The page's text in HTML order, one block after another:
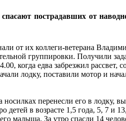
пострадавших от
от их коллеги-ветерана
группировки. Получили
когда едва забрезжил рассвет,
лодку, поставили мотор и
перенесли его в лодку,
в возрасте 1,5 года, 5, 7 и
малыша. За утро спасли 14